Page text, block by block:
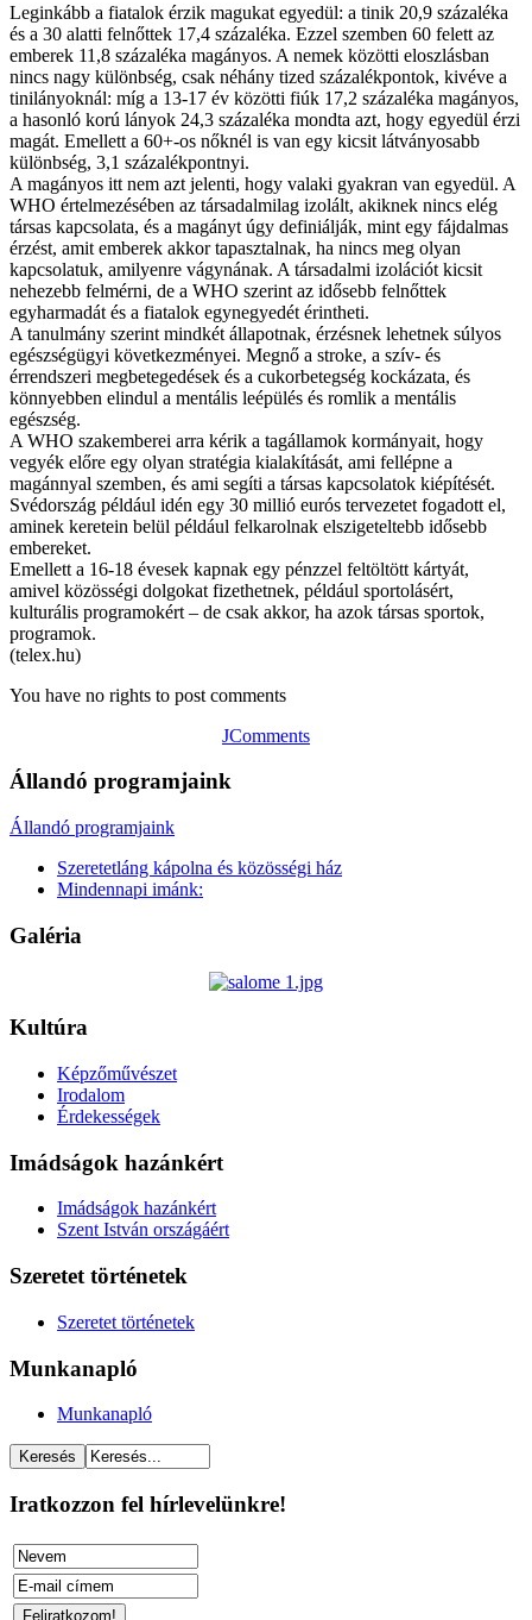
Leginkább a fiatalok érzik magukat egyedül: a tinik 20,9 százaléka
és a 30 alatti felnőttek 17,4 százaléka. Ezzel szemben 60 felett az
emberek 11,8 százaléka magányos. A nemek közötti eloszlásban
nincs nagy különbség, csak néhány tized százalékpontok, kivéve a
tinilányoknál: míg a 13-17 év közötti fiúk 17,2 százaléka magányos,
a hasonló korú lányok 24,3 százaléka mondta azt, hogy egyedül érzi
magát. Emellett a 60+-os nőknél is van egy kicsit látványosabb
különbség, 3,1 százalékpontnyi.
A magányos itt nem azt jelenti, hogy valaki gyakran van egyedül. A
WHO értelmezésében az társadalmilag izolált, akiknek nincs elég
társas kapcsolata, és a magányt úgy definiálják, mint egy fájdalmas
érzést, amit emberek akkor tapasztalnak, ha nincs meg olyan
kapcsolatuk, amilyenre vágynának. A társadalmi izolációt kicsit
nehezebb felmérni, de a WHO szerint az idősebb felnőttek
egyharmadát és a fiatalok egynegyedét érintheti.
A tanulmány szerint mindkét állapotnak, érzésnek lehetnek súlyos
egészségügyi következményei. Megnő a stroke, a szív- és
érrendszeri megbetegedések és a cukorbetegség kockázata, és
könnyebben elindul a mentális leépülés és romlik a mentális
egészség.
A WHO szakemberei arra kérik a tagállamok kormányait, hogy
vegyék előre egy olyan stratégia kialakítását, ami fellépne a
magánnyal szemben, és ami segíti a társas kapcsolatok kiépítését.
Svédország például idén egy 30 millió eurós tervezetet fogadott el,
aminek keretein belül például felkarolnak elszigeteltebb idősebb
embereket.
Emellett a 16-18 évesek kapnak egy pénzzel feltöltött kártyát,
amivel közösségi dolgokat fizethetnek, például sportolásért,
kulturális programokért – de csak akkor, ha azok társas sportok,
programok.
(telex.hu)
You have no rights to post comments
JComments
Állandó programjaink
Állandó programjaink
Szeretetláng kápolna és közösségi ház
Mindennapi imánk:
Galéria
Kultúra
Képzőművészet
Irodalom
Érdekességek
Imádságok hazánkért
Imádságok hazánkért
Szent István országáért
Szeretet történetek
Szeretet történetek
Munkanapló
Munkanapló
Iratkozzon fel hírlevelünkre!